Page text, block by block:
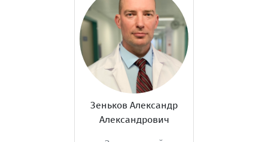
Зеньков Александр
Александрович